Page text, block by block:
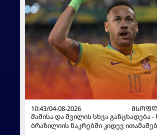
10:43/04-08-2026
მამისა და შვილის სხვა განცხადება -
ბრაზილიის ნაკრებში კიდევ